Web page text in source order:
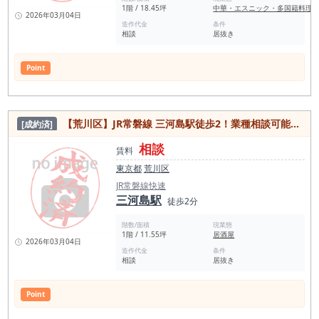
2026年03月04日
1階 / 18.45坪 中華・エスニック・多国籍料理
造作代金
相談
条件
居抜き
Point
[成約済] 【荒川区】JR常磐線 三河島駅徒歩2！業種相談可能カウンター付き居抜き物件
2026年03月04日
賃料 相談
東京都荒川区
JR常磐線快速
三河島駅 徒歩2分
階数/面積
1階 / 11.55坪
現業態
居酒屋
造作代金
相談
条件
居抜き
Point